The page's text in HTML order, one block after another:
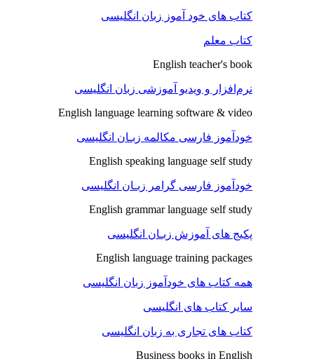
کتاب های خود آموز زبان انگلیسی
کتاب معلم
English teacher's book
نرم‌افزار و ویدیو آموزشی زبان انگلیسی
English language learning software & video
خودآموز فارسی مکالمه زبـان انگلیسی
English speaking language self study
خودآموز فارسی گرامر زبـان انگلیسی
English grammar language self study
پکیج های آموزش زبـان انگلیسی
English language training packages
همه کتاب های خودآموز زبان انگلیسی
سایر کتاب های انگلیسی
کتاب های تجاری به زبان انگلیسی
Business books in English